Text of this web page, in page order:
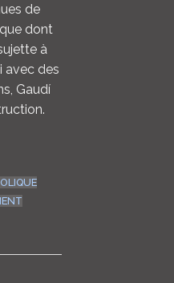
de
dont
à
avec des
Gaudí